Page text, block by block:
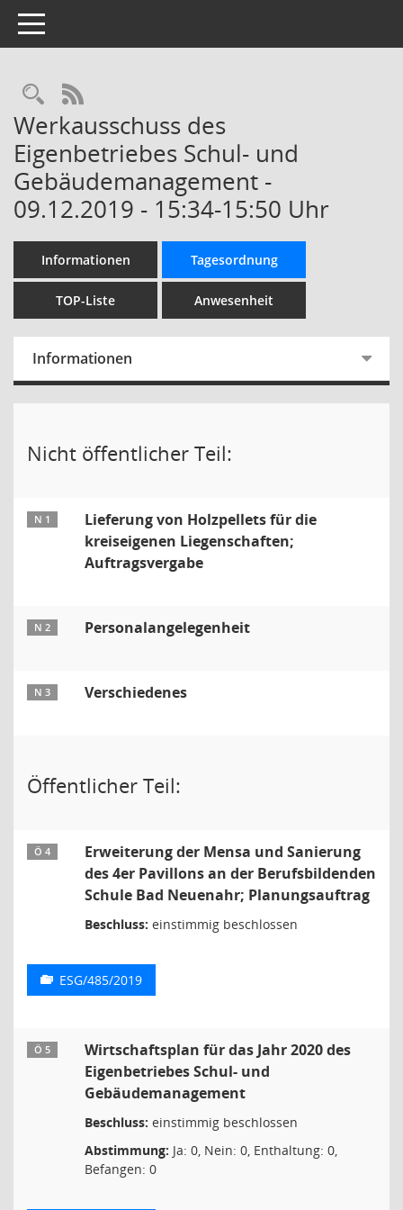
Toggle navigation
Rechercheauswahl
RSS-Feed
Werkausschuss des
Eigenbetriebes Schul- und
Gebäudemanagement -
09.12.2019 - 15:34-15:50 Uhr
Informationen Tagesordnung
TOP-Liste Anwesenheit
Informationen
Nicht öffentlicher Teil:
N 1
Lieferung von Holzpellets für die
kreiseigenen Liegenschaften;
Auftragsvergabe
N 2 Personalangelegenheit
N 3 Verschiedenes
Öffentlicher Teil:
Ö 4
Erweiterung der Mensa und Sanierung
des 4er Pavillons an der Berufsbildenden
Schule Bad Neuenahr; Planungsauftrag
Beschluss: einstimmig beschlossen
ESG/485/2019
Ö 5
Wirtschaftsplan für das Jahr 2020 des
Eigenbetriebes Schul- und
Gebäudemanagement
Beschluss: einstimmig beschlossen
Abstimmung: Ja: 0, Nein: 0, Enthaltung: 0,
Befangen: 0